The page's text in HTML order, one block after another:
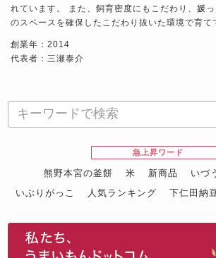
れています。 また、飼育密度にもこだわり、媛
のスペースを確保したこだわり抜いた環境で育て
創業年：2014
代表者：三瀬泰介
急上昇ワード
熊野本宮の釜餅 米 新商品 いづ
いぶりがっこ
人気ランキング 下仁田納